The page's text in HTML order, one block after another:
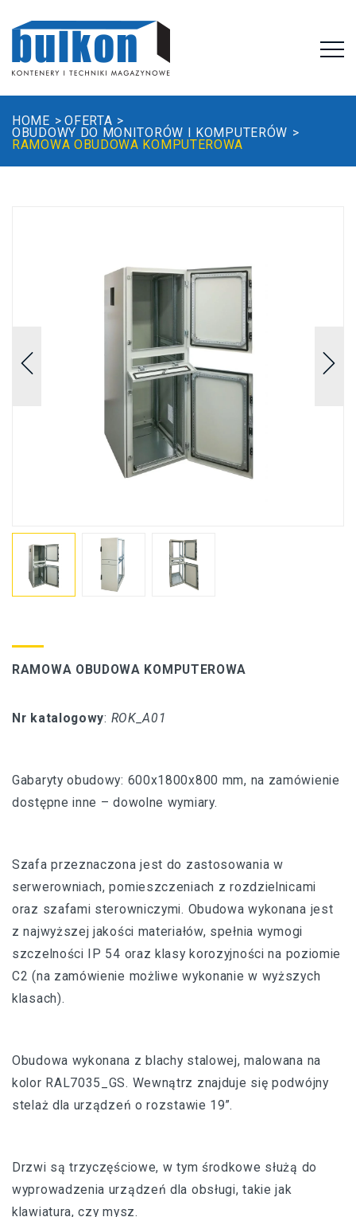
HOME OFERTA
OBUDOWY DO MONITORÓW I KOMPUTERÓW
RAMOWA OBUDOWA KOMPUTEROWA
RAMOWA OBUDOWA KOMPUTEROWA
Nr katalogowy: ROK_A01
Gabaryty obudowy: 600x1800x800 mm, na zamówienie
dostępne inne – dowolne wymiary.
Szafa przeznaczona jest do zastosowania w
serwerowniach, pomieszczeniach z rozdzielnicami
oraz szafami sterowniczymi. Obudowa wykonana jest
z najwyższej jakości materiałów, spełnia wymogi
szczelności IP 54 oraz klasy korozyjności na poziomie
C2 (na zamówienie możliwe wykonanie w wyższych
klasach).
Obudowa wykonana z blachy stalowej, malowana na
kolor RAL7035_GS. Wewnątrz znajduje się podwójny
stelaż dla urządzeń o rozstawie 19”.
Drzwi są trzyczęściowe, w tym środkowe służą do
wyprowadzenia urządzeń dla obsługi, takie jak
klawiatura, czy mysz.